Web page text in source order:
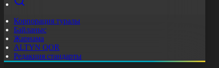
Корпорация туралы
Байланыс
Жарнама
ALTYN QOR
Редакция стандарты